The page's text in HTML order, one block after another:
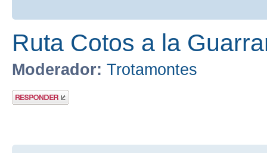
Ruta Cotos a la
Moderador: Trotamontes
Publicar una
respuesta